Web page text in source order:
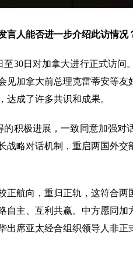
言人能否进一步介绍此访情况
30日对加拿大进行正式访问
加拿大前总理克雷蒂安等
成了许多共识和成果。
积极进展，一致同意加强对
略对话机制，重启两国外
正航向，重归正轨，这符合
主、互利共赢。中方愿同
席亚太经合组织领导人非